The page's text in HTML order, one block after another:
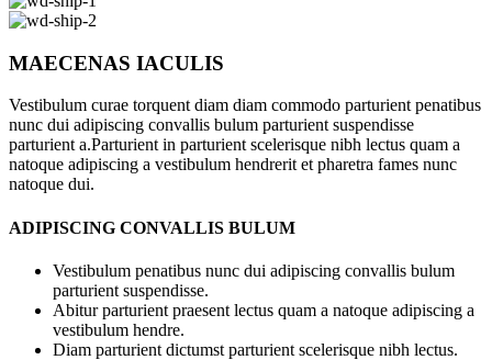
MAECENAS IACULIS
Vestibulum curae torquent diam diam commodo parturient penatibus
nunc dui adipiscing convallis bulum parturient suspendisse
parturient a.Parturient in parturient scelerisque nibh lectus quam a
natoque adipiscing a vestibulum hendrerit et pharetra fames nunc
natoque dui.
ADIPISCING CONVALLIS BULUM
Vestibulum penatibus nunc dui adipiscing convallis bulum
parturient suspendisse.
Abitur parturient praesent lectus quam a natoque adipiscing a
vestibulum hendre.
Diam parturient dictumst parturient scelerisque nibh lectus.